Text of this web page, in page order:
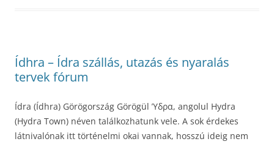
Ídhra – Ídra szállás, utazás és nyaralás
tervek fórum
Ídra (Ídhra) Görögország Görögül Ύδρα, angolul Hydra
(Hydra Town) néven találkozhatunk vele. A sok érdekes
látnivalónak itt történelmi okai vannak, hosszú ideig nem